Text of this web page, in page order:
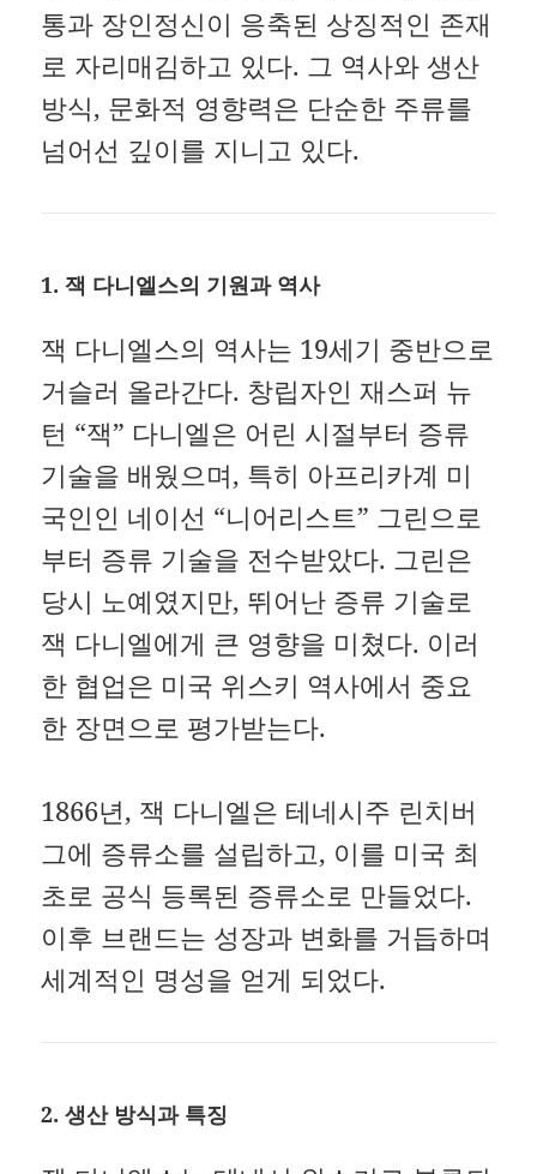
통과 장인정신이 응축된 상징적인 존재
로 자리매김하고 있다. 그 역사와 생산
방식, 문화적 영향력은 단순한 주류를
넘어선 깊이를 지니고 있다.
1. 잭 다니엘스의 기원과 역사
잭 다니엘스의 역사는 19세기 중반으로
거슬러 올라간다. 창립자인 재스퍼 뉴
턴 “잭” 다니엘은 어린 시절부터 증류
기술을 배웠으며, 특히 아프리카계 미
국인인 네이선 “니어리스트” 그린으로
부터 증류 기술을 전수받았다. 그린은
당시 노예였지만, 뛰어난 증류 기술로
잭 다니엘에게 큰 영향을 미쳤다. 이러
한 협업은 미국 위스키 역사에서 중요
한 장면으로 평가받는다.
1866년, 잭 다니엘은 테네시주 린치버
그에 증류소를 설립하고, 이를 미국 최
초로 공식 등록된 증류소로 만들었다.
이후 브랜드는 성장과 변화를 거듭하며
세계적인 명성을 얻게 되었다.
2. 생산 방식과 특징